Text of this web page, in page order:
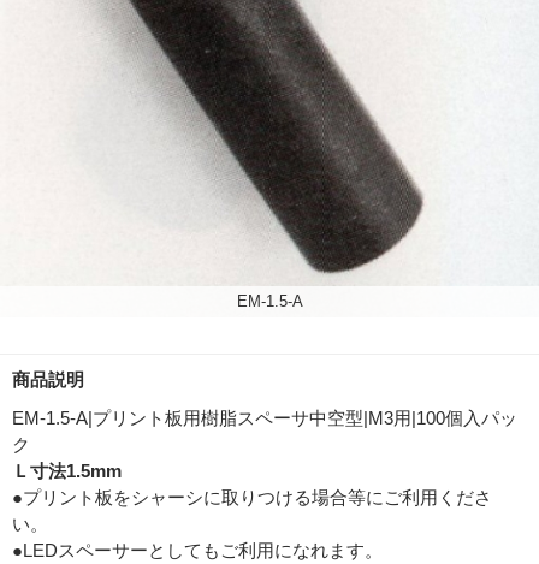
EM-1.5-A
商品説明
EM-1.5-A|プリント板用樹脂スペーサ中空型|M3用|100個入パッ
ク
Ｌ寸法1.5mm
●プリント板をシャーシに取りつける場合等にご利用くださ
い。
●LEDスペーサーとしてもご利用になれます。